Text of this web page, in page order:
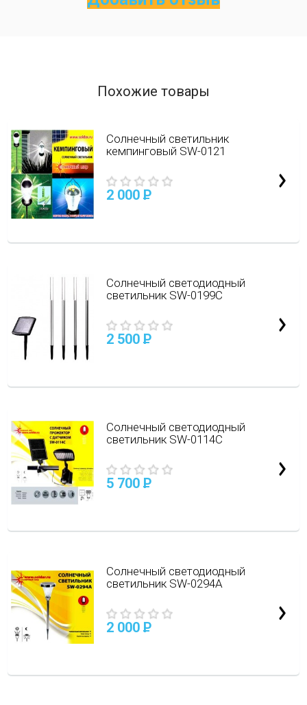
Похожие товары
Солнечный светильник
кемпинговый SW-0121
2 000 P
Солнечный светодиодный
светильник SW-0199C
2 500 P
Солнечный светодиодный
светильник SW-0114С
5 700 P
Солнечный светодиодный
светильник SW-0294А
2 000 P